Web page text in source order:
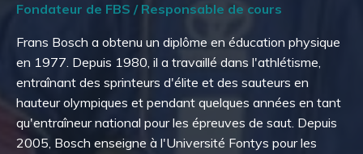
Fondateur de FBS / Responsable de cours
Frans Bosch a obtenu un diplôme en éducation physique
en 1977. Depuis 1980, il a travaillé dans l'athlétisme,
entraînant des sprinteurs d'élite et des sauteurs en
hauteur olympiques et pendant quelques années en tant
qu'entraîneur national pour les épreuves de saut. Depuis
2005, Bosch enseigne à l'Université Fontys pour les